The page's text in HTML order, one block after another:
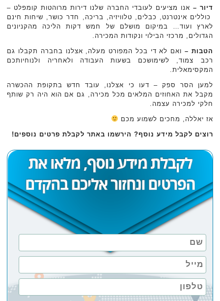
דיור – אנו מציעים לעובדי החברה שלנו דירות מרוהטות קומפלט –
כוללים אינטרנט, כבלים, טלוויזיה, בריכה, חדר כושר, שיחות חינם
לארץ ועוד… במיקום מושלם של חמש דקות הליכה מהקניונים
הגדולים, מרכזי הבילוי ונקודות המכירה.
הטבות – ואם לא די בכל המפורט מעלה, אצלנו בחברה תקבלו גם
רכב צמוד, לשימושכם בשעות העבודה ולאחריה ולנוחיותכם
המקסימאלית.
למען הסר ספק – דעו כי אצלנו, עובד חדש בתקופת ההכשרה
מקבל את האחוזים המלאים מכל מכירה, גם אם הוא היה רק שותף
חלקי למכירה עצמה.
אז יאללה, מחכים לשמוע מכם
רוצים לקבל מידע נוסף? הירשמו באתר לקבלת פרטים נוספים!‏